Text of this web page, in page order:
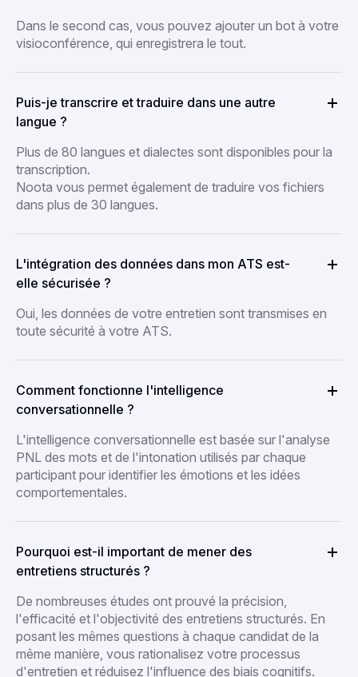
Dans le second cas, vous pouvez ajouter un bot à votre
visioconférence, qui enregistrera le tout.
Puis-je transcrire et traduire dans une autre
langue ?
Plus de 80 langues et dialectes sont disponibles pour la
transcription.
Noota vous permet également de traduire vos fichiers
dans plus de 30 langues.
L'intégration des données dans mon ATS est-
elle sécurisée ?
Oui, les données de votre entretien sont transmises en
toute sécurité à votre ATS.
Comment fonctionne l'intelligence
conversationnelle ?
L'intelligence conversationnelle est basée sur l'analyse
PNL des mots et de l'intonation utilisés par chaque
participant pour identifier les émotions et les idées
comportementales.
Pourquoi est-il important de mener des
entretiens structurés ?
De nombreuses études ont prouvé la précision,
l'efficacité et l'objectivité des entretiens structurés. En
posant les mêmes questions à chaque candidat de la
même manière, vous rationalisez votre processus
d'entretien et réduisez l'influence des biais cognitifs.